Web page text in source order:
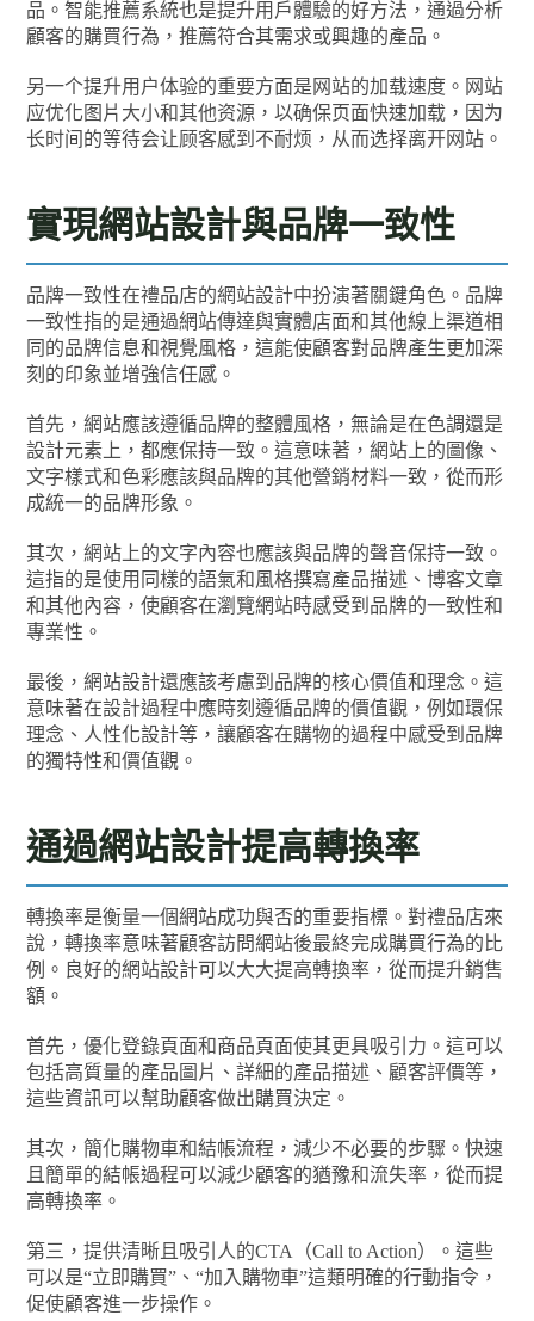
品。智能推薦系統也是提升用戶體驗的好方法，通過分析
顧客的購買行為，推薦符合其需求或興趣的產品。
另一个提升用户体验的重要方面是网站的加载速度。网站
应优化图片大小和其他资源，以确保页面快速加载，因为
长时间的等待会让顾客感到不耐烦，从而选择离开网站。
實現網站設計與品牌一致性
品牌一致性在禮品店的網站設計中扮演著關鍵角色。品牌
一致性指的是通過網站傳達與實體店面和其他線上渠道相
同的品牌信息和視覺風格，這能使顧客對品牌產生更加深
刻的印象並增強信任感。
首先，網站應該遵循品牌的整體風格，無論是在色調還是
設計元素上，都應保持一致。這意味著，網站上的圖像、
文字樣式和色彩應該與品牌的其他營銷材料一致，從而形
成統一的品牌形象。
其次，網站上的文字內容也應該與品牌的聲音保持一致。
這指的是使用同樣的語氣和風格撰寫產品描述、博客文章
和其他內容，使顧客在瀏覽網站時感受到品牌的一致性和
專業性。
最後，網站設計還應該考慮到品牌的核心價值和理念。這
意味著在設計過程中應時刻遵循品牌的價值觀，例如環保
理念、人性化設計等，讓顧客在購物的過程中感受到品牌
的獨特性和價值觀。
通過網站設計提高轉換率
轉換率是衡量一個網站成功與否的重要指標。對禮品店來
說，轉換率意味著顧客訪問網站後最終完成購買行為的比
例。良好的網站設計可以大大提高轉換率，從而提升銷售
額。
首先，優化登錄頁面和商品頁面使其更具吸引力。這可以
包括高質量的產品圖片、詳細的產品描述、顧客評價等，
這些資訊可以幫助顧客做出購買決定。
其次，簡化購物車和結帳流程，減少不必要的步驟。快速
且簡單的結帳過程可以減少顧客的猶豫和流失率，從而提
高轉換率。
第三，提供清晰且吸引人的CTA（Call to Action）。這些
可以是“立即購買”、“加入購物車”這類明確的行動指令，
促使顧客進一步操作。